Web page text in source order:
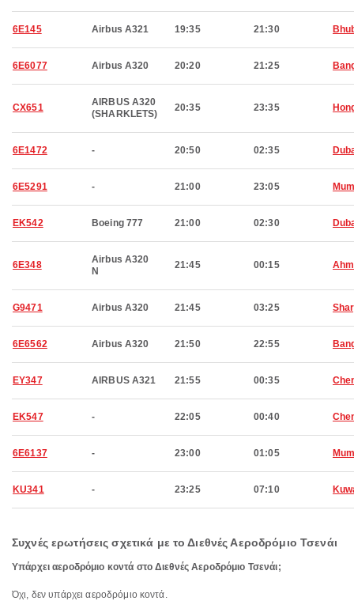
6E145 Airbus A321 19:35 21:30
6E6077 Airbus A320 20:20 21:25
CX651
AIRBUS A320
(SHARKLETS)
20:35 23:35
6E1472 - 20:50 02:35
6E5291 - 21:00 23:05
EK542 Boeing 777 21:00 02:30
6E348
Airbus A320
N
21:45 00:15
G9471 Airbus A320 21:45 03:25
6E6562 Airbus A320 21:50 22:55
EY347 AIRBUS A321 21:55 00:35
EK547 - 22:05 00:40
6E6137 - 23:00 01:05
KU341 - 23:25 07:10
Συχνές ερωτήσεις σχετικά με το Διεθνές Αεροδρόμιο Τσενάι
Υπάρχει αεροδρόμιο κοντά στο Διεθνές Αεροδρόμιο Τσενάι;
Όχι, δεν υπάρχει αεροδρόμιο κοντά.